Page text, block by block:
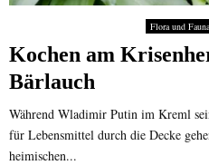
Flora und Fauna
Kochen am
Bärlauch
Während Wladimir Putin im Kreml
für Lebensmittel durch die Decke
heimischen...